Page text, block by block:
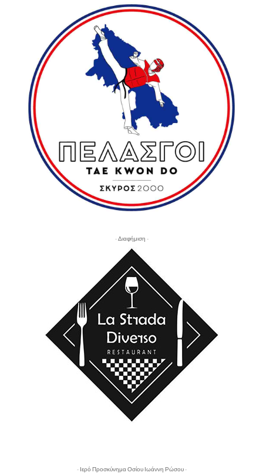
- Διαφήμιση -
- Ιερό Προσκύνημα Οσίου Ιωάννη Ρώσου -